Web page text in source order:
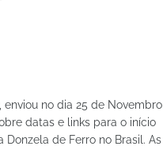
enviou no dia 25 de Novembro
datas e links para o início
de Ferro no Brasil. As